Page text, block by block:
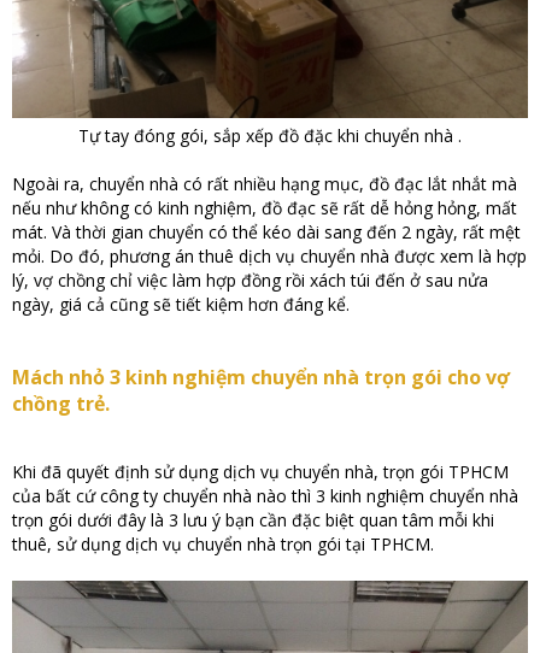
Tự tay đóng gói, sắp xếp đồ đặc khi chuyển nhà .
Ngoài ra, chuyển nhà có rất nhiều hạng mục, đồ đạc lắt nhắt mà
nếu như không có kinh nghiệm, đồ đạc sẽ rất dễ hỏng hỏng, mất
mát. Và thời gian chuyển có thể kéo dài sang đến 2 ngày, rất mệt
mỏi. Do đó, phương án thuê dịch vụ chuyển nhà được xem là hợp
lý, vợ chồng chỉ việc làm hợp đồng rồi xách túi đến ở sau nửa
ngày, giá cả cũng sẽ tiết kiệm hơn đáng kể.
Mách nhỏ 3 kinh nghiệm chuyển nhà trọn gói cho vợ
chồng trẻ.
Khi đã quyết định sử dụng dịch vụ chuyển nhà, trọn gói TPHCM
của bất cứ công ty chuyển nhà nào thì 3 kinh nghiệm chuyển nhà
trọn gói dưới đây là 3 lưu ý bạn cần đặc biệt quan tâm mỗi khi
thuê, sử dụng dịch vụ chuyển nhà trọn gói tại TPHCM.